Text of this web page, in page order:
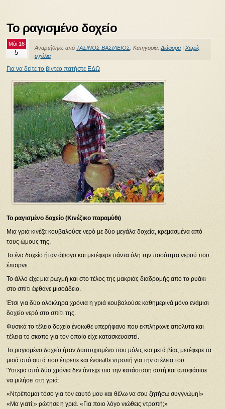
Το ραγισμένο δοχείο
Μάι 16
5
Αναρτήθηκε από ΤΑΣΙΝΟΣ ΒΑΣΙΛΕΙΟΣ. Κατηγορία: Διάφορα|
Χωρίς
σχόλια
Για να δείτε το βίντεο πατήστε ΕΔΩ
Το ραγισμένο δοχείο (Κινέζικο παραμύθι)
Μια γριά κινέζα κουβαλούσε νερό με δύο μεγάλα δοχεία, κρεμασμένα από
τους ώμους της.
Το ένα δοχείο ήταν άψογο και μετέφερε πάντα όλη την ποσότητα νερού που
έπαιρνε.
Το άλλο είχε μια ρωγμή και στο τέλος της μακριάς διαδρομής από το ρυάκι
στο σπίτι έφθανε μισοάδειο.
Έτσι για δύο ολόκληρα χρόνια η γριά κουβαλούσε καθημερινά μόνο ενάμισι
δοχείο νερό στο σπίτι της.
Φυσικά το τέλειο δοχείο ένοιωθε υπερήφανο που εκπλήρωνε απόλυτα και
τέλεια το σκοπό για τον οποίο είχε κατασκευαστεί.
Το ραγισμένο δοχείο ήταν δυστυχισμένο που μόλις και μετά βίας μετέφερε τα
μισά από αυτά που έπρεπε και ένοιωθε ντροπή για την ατέλεια του.
Ύστερα από δύο χρόνια δεν άντεχε πια την κατάσταση αυτή και αποφάσισε
να μιλήσει στη γριά:
«Ντρέπομαι τόσο για τον εαυτό μου και θέλω να σου ζητήσω συγγνώμη!»
«Μα γιατί;» ρώτησε η γριά. «Για ποιο λόγο νιώθεις ντροπή;»